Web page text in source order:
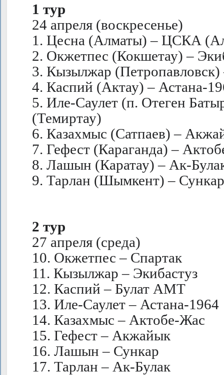
1 тур
24 апреля (воскресенье)
1. Цесна (Алматы) – ЦСКА
2. Окжетпес (Кокшетау) –
3. Кызылжар
4. Каспий (Актау) – Астана-
5. Иле-Саулет (п. Отеген
(Темиртау)
6. Казахмыс (Сатпаев) –
7. Гефест (Караганда) –
8. Лашын (Каратау) – Ак-
9. Тарлан (Шымкент) –
2 тур
27 апреля (среда)
10. Окжетпес – Спартак
11. Кызылжар – Экибастуз
12. Каспий – Булат АМТ
13. Иле-Саулет – Астана-1964
14. Казахмыс – Актобе-Жас
15. Гефест – Акжайык
16. Лашын – Сункар
17. Тарлан – Ак-Булак